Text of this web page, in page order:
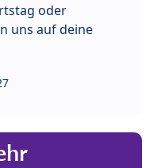
oder
uns auf deine